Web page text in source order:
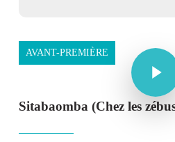
AVANT-PREMIÈRE Play Video
Sitabaomba (Chez les